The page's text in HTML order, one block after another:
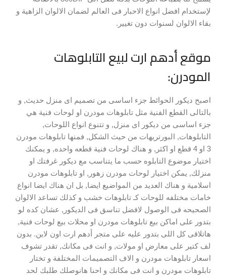
لإستخدام افضل انواع الاحبار فى العالم لضمان الالوان الزاهية و
بقاء الالوان لسنوات دون تغيير.
موقع أدهم ارت لبيع التابلوهات
المودرن:
اصبح ديكور الحوائط جزء اساسى من تصميم اى منزل حديث, و
بالتالى القطع الفنية مثل تابلوهات مودرن او لوحات فنية هي
جزء اساسى من ديكور اى منزل, و تتنوع انواع اللوحات,
التابلوهات, البورتريهات من حيث الشكل, فمنها تابلوهات مودرن
3 او 4 قطع او اكثر, و هناك لوحات فنية قطعه واحده, و يمكنك
اختيار موضوع التابلوه حسب ما يتناسب مع ديكور غرفتك او
منزلك, يمكن اختيار لوحات مودرن زهور, او تابلوهات مودرن
اسلامية و هناك العديد من المواضيع ايضا, بل ان هناك ايضا انواع
خامات مختلفه للوحات كـ تابلوهات خشب و كذلك تساعد الالوان
الصحيحه فى الوصول لافضل تناسق فى الديكور, عشان كده لو
بتدور على اماكن بيع تابلوهات مودرن او محلات بيع لوحات فنية,
هاتلاقى كل اللى بتدور عليه على متجر أدهم ارت اون لاين. بدون
لف كتير على معارض او مولات, و انت فى مكانك, تقدر تشوف
اسعار تابلوهات مودرن و الاف التصميمات المختلفة و تختار
تابلوهات مودرن و انت فى مكانك و احنا هانوصلك طلبك لحد